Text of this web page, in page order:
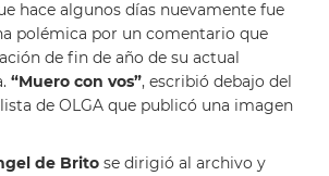
hace algunos días nuevamente fue
polémica por un comentario que
de fin de año de su actual
“Muero con vos”, escribió debajo del
de OLGA que publicó una imagen
de Brito se dirigió al archivo y